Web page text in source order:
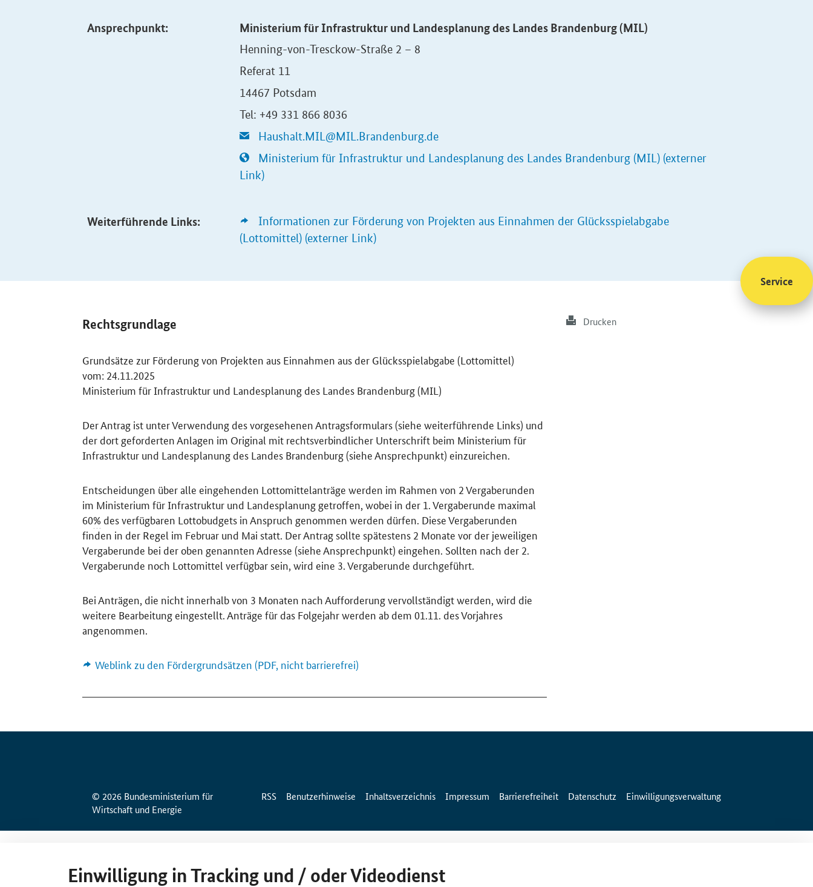
Ansprechpunkt: Ministerium für Infrastruktur und Landesplanung des Landes Brandenburg (MIL)
Henning-von-Tresckow-Straße 2 – 8
Referat 11
14467 Potsdam
Tel: +49 331 866 8036
Haushalt.MIL@MIL.Brandenburg.de
Ministerium für Infrastruktur und Landesplanung des Landes Brandenburg (MIL) (externer
Link)
Weiterführende Links:
Informationen zur Förderung von Projekten aus Einnahmen der Glücksspielabgabe
(Lottomittel) (externer Link)
Rechtsgrundlage
Grundsätze zur Förderung von Projekten aus Einnahmen aus der Glücksspielabgabe (Lottomittel)
vom: 24.11.2025
Ministerium für Infrastruktur und Landesplanung des Landes Brandenburg (MIL)
Der Antrag ist unter Verwendung des vorgesehenen Antragsformulars (siehe weiterführende Links) und
der dort geforderten Anlagen im Original mit rechtsverbindlicher Unterschrift beim Ministerium für
Infrastruktur und Landesplanung des Landes Brandenburg (siehe Ansprechpunkt) einzureichen.
Entscheidungen über alle eingehenden Lottomittelanträge werden im Rahmen von 2 Vergaberunden
im Ministerium für Infrastruktur und Landesplanung getroffen, wobei in der 1. Vergaberunde maximal
60% des verfügbaren Lottobudgets in Anspruch genommen werden dürfen. Diese Vergaberunden
finden in der Regel im Februar und Mai statt. Der Antrag sollte spätestens 2 Monate vor der jeweiligen
Vergaberunde bei der oben genannten Adresse (siehe Ansprechpunkt) eingehen. Sollten nach der 2.
Vergaberunde noch Lottomittel verfügbar sein, wird eine 3. Vergaberunde durchgeführt.
Bei Anträgen, die nicht innerhalb von 3 Monaten nach Aufforderung vervollständigt werden, wird die
weitere Bearbeitung eingestellt. Anträge für das Folgejahr werden ab dem 01.11. des Vorjahres
angenommen.
Weblink zu den Fördergrundsätzen (PDF, nicht barrierefrei)
Drucken
Service
© 2026 Bundesministerium für
Wirtschaft und Energie
RSS Benutzerhinweise Inhaltsverzeichnis Impressum Barrierefreiheit Datenschutz Einwilligungsverwaltung
Einwilligung in Tracking und / oder Videodienst